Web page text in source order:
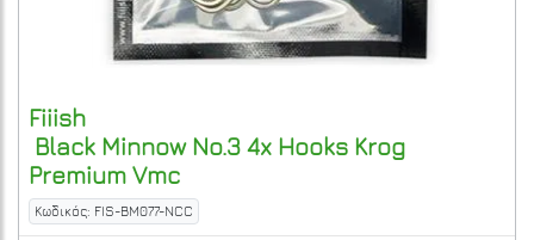
Fiiish
Black Minnow No.3 4x Hooks Krog
Premium Vmc
Κωδικός: FIS-BM077-NCC